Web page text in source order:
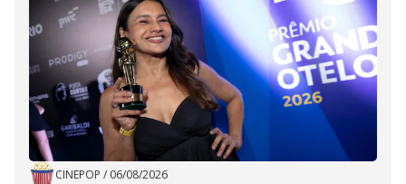
CINEPOP / 06/08/2026